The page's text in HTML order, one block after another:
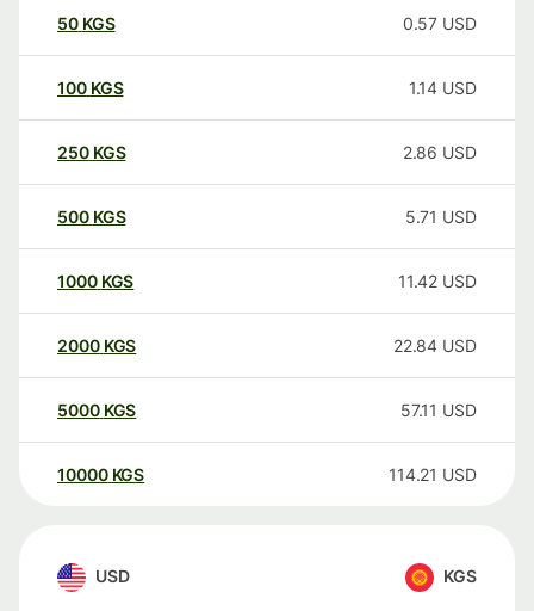
50 KGS 0.57 USD
100 KGS 1.14 USD
250 KGS 2.86 USD
500 KGS 5.71 USD
1000 KGS 11.42 USD
2000 KGS 22.84 USD
5000 KGS 57.11 USD
10000 KGS 114.21 USD
USD KGS